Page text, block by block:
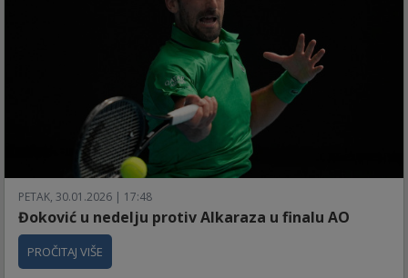
PETAK, 30.01.2026 | 17:48
Đoković u nedelju protiv Alkaraza u finalu AO
PROČITAJ VIŠE